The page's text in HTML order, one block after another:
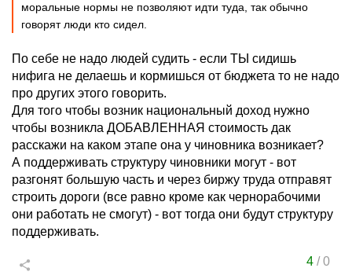
моральные нормы не позволяют идти туда, так обычно
говорят люди кто сидел.
По себе не надо людей судить - если ТЫ сидишь
нифига не делаешь и кормишься от бюджета то не надо
про других этого говорить.
Для того чтобы возник национальный доход нужно
чтобы возникла ДОБАВЛЕННАЯ стоимость дак
расскажи на каком этапе она у чиновника возникает?
А поддерживать структуру чиновники могут - вот
разгонят большую часть и через биржу труда отправят
строить дороги (все равно кроме как чернорабочими
они работать не смогут) - вот тогда они будут структуру
поддерживать.
4/0